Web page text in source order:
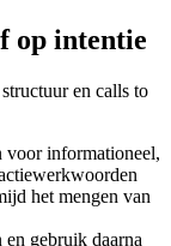
op intentie
en calls to
voor informationeel,
het mengen van
gebruik daarna